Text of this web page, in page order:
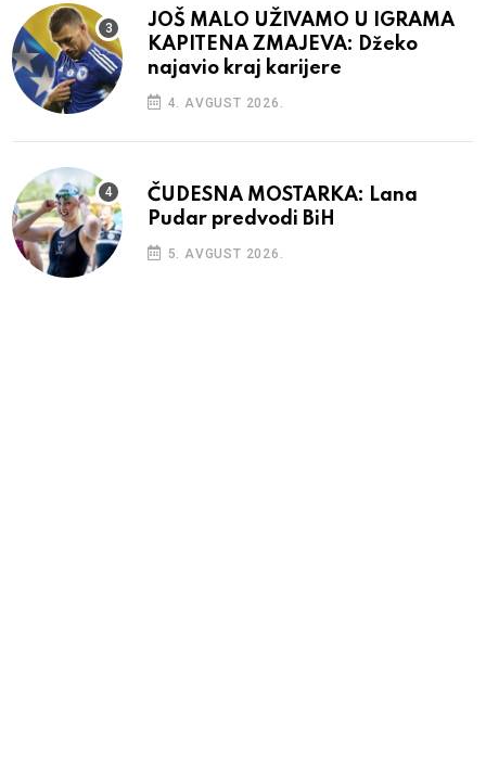
JOŠ MALO UŽIVAMO U IGRAMA
KAPITENA ZMAJEVA: Džeko
najavio kraj karijere
4. AVGUST 2026.
ČUDESNA MOSTARKA: Lana
Pudar predvodi BiH
5. AVGUST 2026.